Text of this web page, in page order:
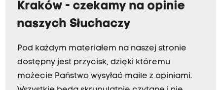
Kraków - czekamy na opinie
naszych Słuchaczy
Pod każdym materiałem na naszej stronie
dostępny jest przycisk, dzięki któremu
możecie Państwo wysyłać maile z opiniami.